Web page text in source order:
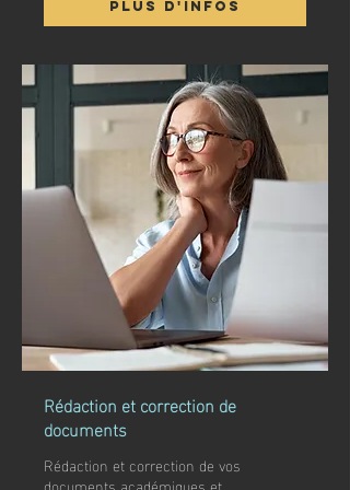
Plus d'infos
Rédaction et correction de
documents
Rédaction et correction de vos